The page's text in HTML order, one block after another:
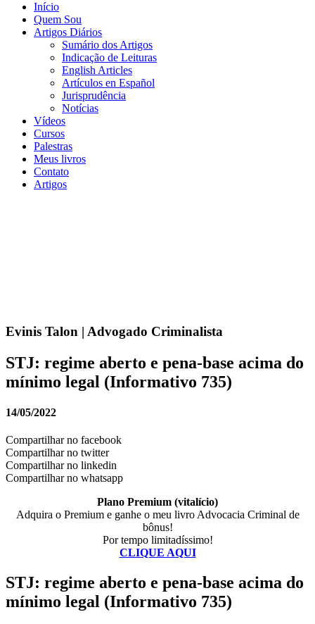
Início
Quem Sou
Artigos Diários
Sumário dos Artigos
Indicação de Leituras
English Articles
Artículos en Español
Jurisprudência
Notícias
Vídeos
Cursos
Palestras
Meus livros
Contato
Artigos
Evinis Talon | Advogado Criminalista
STJ: regime aberto e pena-base acima do
mínimo legal (Informativo 735)
14/05/2022
Compartilhar no facebook
Compartilhar no twitter
Compartilhar no linkedin
Compartilhar no whatsapp
Plano Premium (vitalício)
Adquira o Premium e ganhe o meu livro Advocacia Criminal de
bônus!
Por tempo limitadíssimo!
CLIQUE AQUI
STJ: regime aberto e pena-base acima do
mínimo legal (Informativo 735)